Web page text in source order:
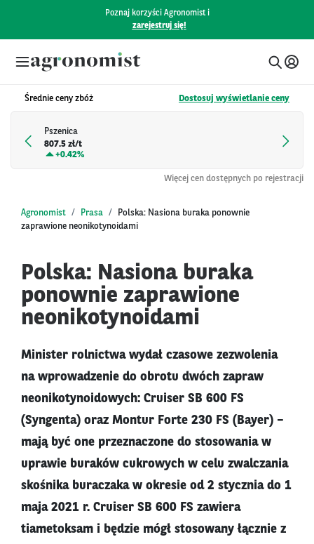
Poznaj korzyści Agronomist i
zarejestruj się!
Średnie ceny zbóż Dostosuj wyświetlanie ceny
Pszenica
807.5 zł/t
+0.42%
Więcej cen dostępnych po rejestracji
Agronomist Prasa
Polska: Nasiona buraka ponownie
zaprawione neonikotynoidami
Polska: Nasiona buraka
ponownie zaprawione
neonikotynoidami
Minister rolnictwa wydał czasowe zezwolenia
na wprowadzenie do obrotu dwóch zapraw
neonikotynoidowych: Cruiser SB 600 FS
(Syngenta) oraz Montur Forte 230 FS (Bayer) –
mają być one przeznaczone do stosowania w
uprawie buraków cukrowych w celu zwalczania
skośnika buraczaka w okresie od 2 stycznia do 1
maja 2021 r. Cruiser SB 600 FS zawiera
tiametoksam i będzie mógł stosowany łącznie z